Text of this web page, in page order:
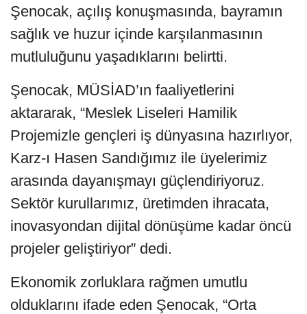
Şenocak, açılış konuşmasında, bayramın
sağlık ve huzur içinde karşılanmasının
mutluluğunu yaşadıklarını belirtti.
Şenocak, MÜSİAD’ın faaliyetlerini
aktararak, “Meslek Liseleri Hamilik
Projemizle gençleri iş dünyasına hazırlıyor,
Karz-ı Hasen Sandığımız ile üyelerimiz
arasında dayanışmayı güçlendiriyoruz.
Sektör kurullarımız, üretimden ihracata,
inovasyondan dijital dönüşüme kadar öncü
projeler geliştiriyor” dedi.
Ekonomik zorluklara rağmen umutlu
olduklarını ifade eden Şenocak, “Orta